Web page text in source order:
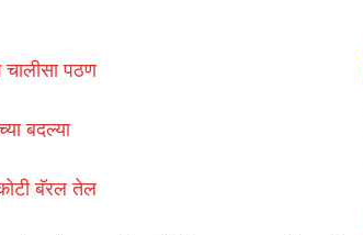
पठण
बदल्या
बॅरल तेल